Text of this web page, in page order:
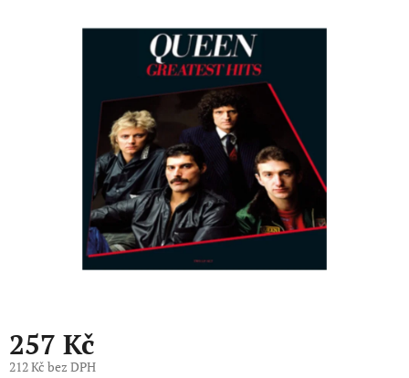
257 Kč
212 Kč bez DPH